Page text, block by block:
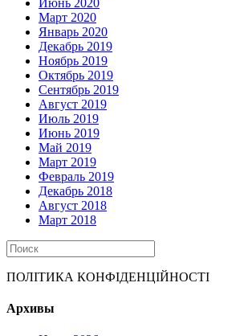
Июнь 2020
Март 2020
Январь 2020
Декабрь 2019
Ноябрь 2019
Октябрь 2019
Сентябрь 2019
Август 2019
Июль 2019
Июнь 2019
Май 2019
Март 2019
Февраль 2019
Декабрь 2018
Август 2018
Март 2018
ПОЛІТИКА КОНФІДЕНЦІЙНОСТІ
Архивы